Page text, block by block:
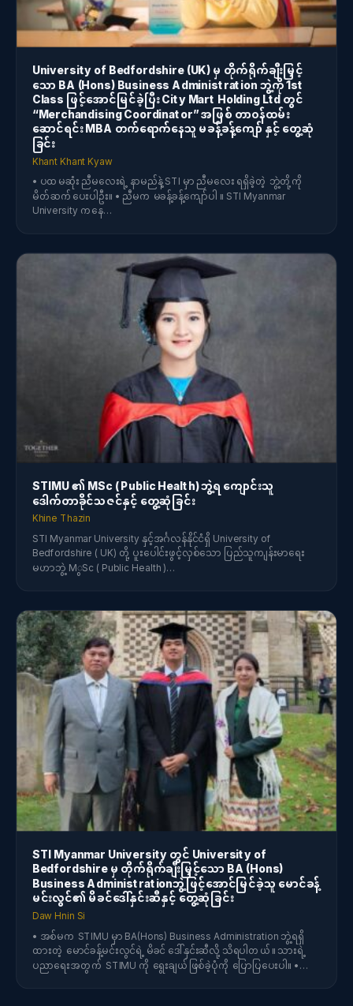
University of Bedfordshire (UK) မှ တိုက်ရိုက်ချီးမြှင့်
သော BA (Hons) Business Administration ဘွဲ့ကို 1st
Class ဖြင့်အောင်မြင်ခဲ့ပြီး City Mart Holding Ltd တွင်
“Merchandising Coordinator” အဖြစ် တာ၀န်ထမ်း
ဆောင်ရင်း MBA တက်ရောက်နေသူ မခန့်ခန့်ကျော် နှင့် တွေ့ဆုံ
ခြင်း
Khant Khant Kyaw
• ပထမဆုံး ညီမလေးရဲ့ နာမည်နဲ့ STI မှာ ညီမလေး ရရှိခဲ့တဲ့ ဘွဲ့တို့ကို
မိတ်ဆက်ပေးပါဦး။ • ညီမက မခန့်ခန့်ကျော်ပါ ။ STI Myanmar
University ကနေ…
STIMU ၏ MSc ( Public Health) ဘွဲ့ရ ကျောင်းသူ
ဒေါက်တာခိုင်သဇင်နှင့် တွေ့ဆုံခြင်း
Khine Thazin
STI Myanmar University နှင့်အင်္ဂလန်နိုင်ငံရှိ University of
Bedfordshire ( UK) တို့ ပူးပေါင်းဖွင့်လှစ်သော ပြည်သူကျန်းမာရေး
မဟာဘွဲ့ MွSc ( Public Health )…
STI Myanmar University တွင် University of
Bedfordshire မှ တိုက်ရိုက်ချီးမြှင့်သော BA (Hons)
Business Administrationဘွဲ့ဖြင့်အောင်မြင်ခဲ့သူ မောင်ခန့်
မင်းလွင်၏ မိခင်ဒေါ်နှင်းဆီနှင့် တွေ့ဆုံခြင်း
Daw Hnin Si
• အစ်မက STIMU မှာ BA(Hons) Business Administration ဘွဲ့ရရှိ
ထားတဲ့ မောင်ခန့်မင်းလွင်ရဲ့ မိခင် ဒေါ်နှင်းဆီလို့ သိရပါတယ်။ သားရဲ့
ပညာရေးအတွက် STIMU ကို ရွေးချယ်ဖြစ်ခဲ့ပုံကို ပြောပြပေးပါ။ •…